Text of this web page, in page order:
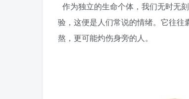
作为独立的生命个体，我们无时无
验，这便是人们常说的情绪。它往
熬，更可能灼伤身旁的人。